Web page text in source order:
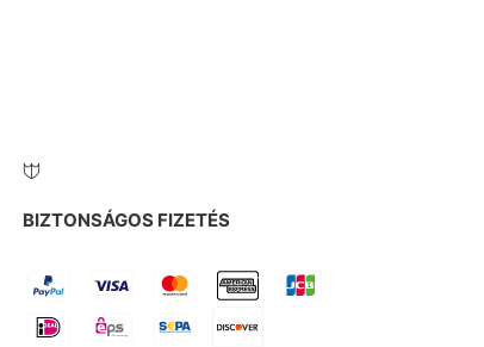
BIZTONSÁGOS FIZETÉS